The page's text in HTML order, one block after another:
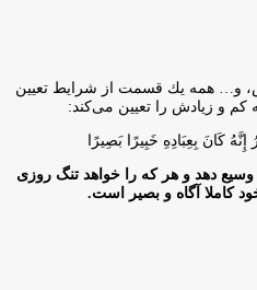
و… همه يك قسمت از شرايط تعيين
و زيادش را تعيين مى‌كند:
كَانَ بِعِبَادِهِ خَبِيرًا بَصِيرًا
دهد و هر که را خواهد تنگ روزی
کاملا آگاه و بصیر است.